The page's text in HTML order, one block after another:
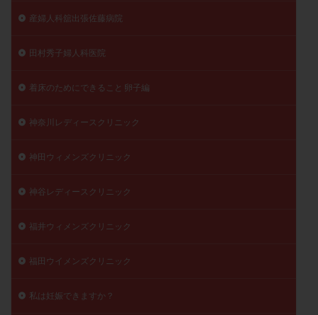
産婦人科舘出張佐藤病院
田村秀子婦人科医院
着床のためにできること 卵子編
神奈川レディースクリニック
神田ウィメンズクリニック
神谷レディースクリニック
福井ウィメンズクリニック
福田ウイメンズクリニック
私は妊娠できますか？